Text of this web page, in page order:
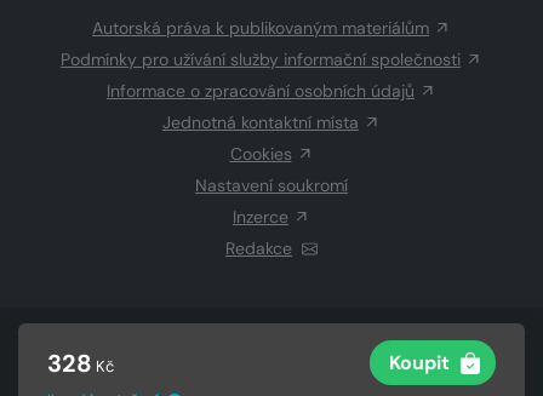
328 Kč Koupit
Autorská práva k publikovaným materiálům
Podmínky pro užívání služby informační společnosti
Informace o zpracování osobních údajů
Jednotná kontaktní místa
Cookies
Nastavení soukromí
Inzerce
Redakce
CZECH NEWS CENTER a.s.a dodavatelé